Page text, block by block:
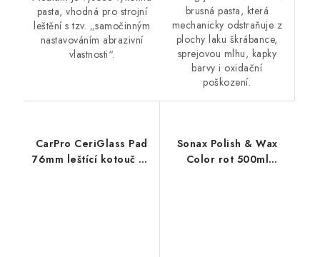
pasta, vhodná pro strojní
leštění s tzv. „samočinným
nastavováním abrazivní
vlastnosti“.
brusná pasta, která
mechanicky odstraňuje z
plochy laku škrábance,
sprejovou mlhu, kapky
barvy i oxidační
poškození.
CarPro CeriGlass Pad
76mm leštící kotouč na
Sonax Polish & Wax
Color rot 500ml